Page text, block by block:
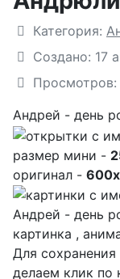
Подробности
Категория:
Создано: 17
Просмотров:
Андрей - день
размер мини -
оригинал -
Андрей - день
картинка ,
Для
делаем клик по